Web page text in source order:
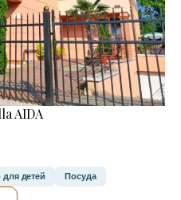
AIDA
детей Посуда